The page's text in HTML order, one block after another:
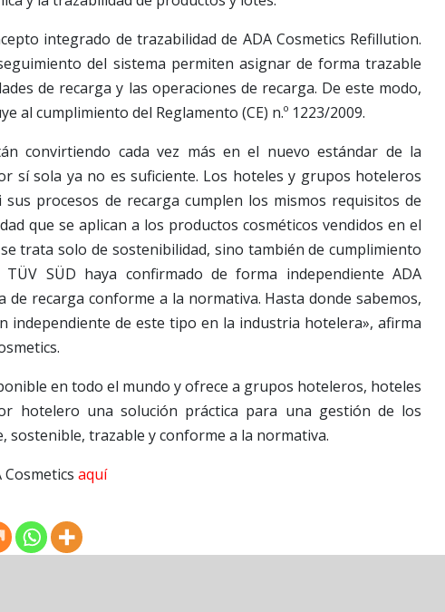
integrado de trazabilidad de ADA Cosmetics Refillution.
del sistema permiten asignar de forma trazable
de recarga y las operaciones de recarga. De este modo,
al cumplimiento del Reglamento (CE) n.º 1223/2009.
convirtiendo cada vez más en el nuevo estándar de la
sí sola ya no es suficiente. Los hoteles y grupos hoteleros
procesos de recarga cumplen los mismos requisitos de
que se aplican a los productos cosméticos vendidos en el
trata solo de sostenibilidad, sino también de cumplimiento
SÜD haya confirmado de forma independiente ADA
de recarga conforme a la normativa. Hasta donde sabemos,
independiente de este tipo en la industria hotelera», afirma
en todo el mundo y ofrece a grupos hoteleros, hoteles
hotelero una solución práctica para una gestión de los
sostenible, trazable y conforme a la normativa.
aquí